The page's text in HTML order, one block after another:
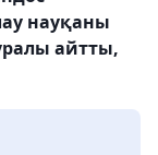
науқаны
айтты,